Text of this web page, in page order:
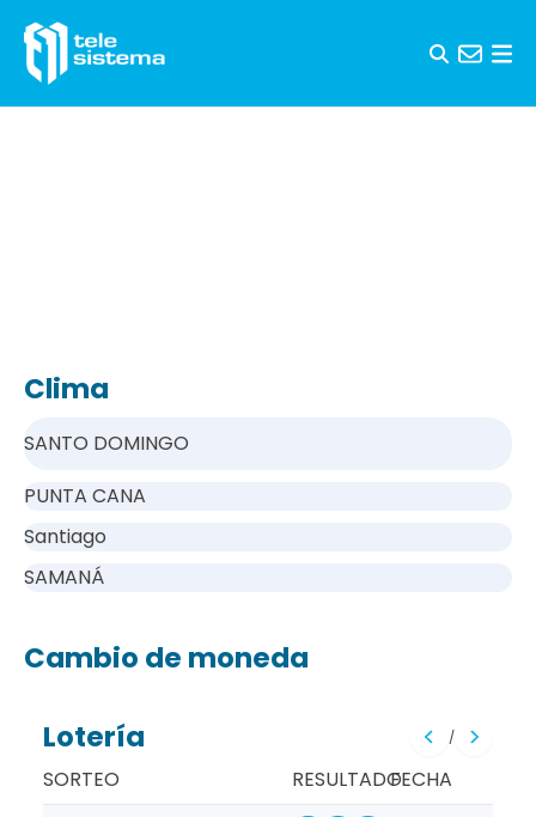
Clima
SANTO DOMINGO
PUNTA CANA
Santiago
SAMANÁ
Cambio de moneda
Lotería /
SORTEO RESULTADOFECHA